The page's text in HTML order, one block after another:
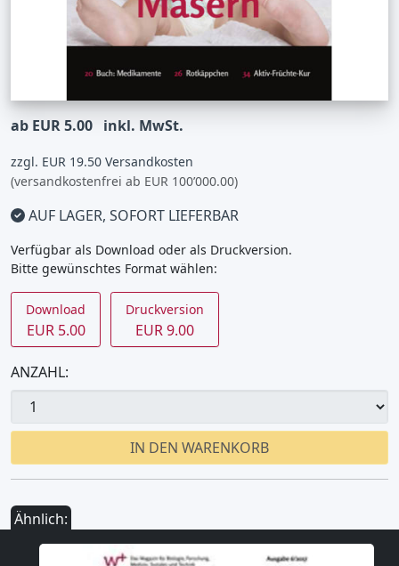
ab EUR 5.00 inkl. MwSt.
zzgl. EUR 19.50 Versandkosten
(versandkostenfrei ab EUR 100’000.00)
AUF LAGER, SOFORT LIEFERBAR
Verfügbar als Download oder als Druckversion.
Bitte gewünschtes Format wählen:
Download
EUR 5.00
Druckversion
EUR 9.00
ANZAHL:
IN DEN WARENKORB
Ähnlich: